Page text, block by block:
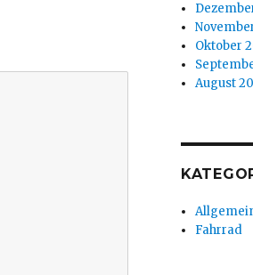
Oktober
August
Fahrrad